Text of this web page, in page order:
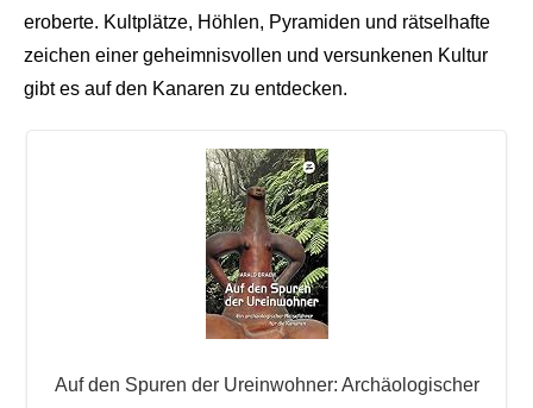
eroberte. Kultplätze, Höhlen, Pyramiden und rätselhafte
zeichen einer geheimnisvollen und versunkenen Kultur
gibt es auf den Kanaren zu entdecken.
Auf den Spuren der Ureinwohner: Archäologischer